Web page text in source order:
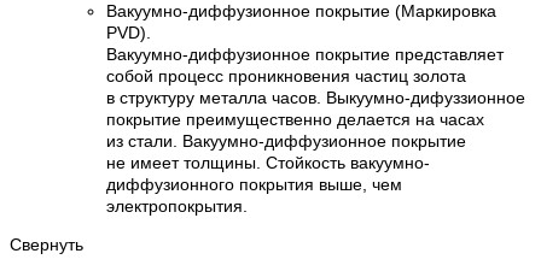
Вакуумно-диффузионное покрытие (Маркировка
PVD).
Вакуумно-диффузионное покрытие представляет
собой процесс проникновения частиц золота
в структуру металла часов. Выкуумно-дифуззионное
покрытие преимущественно делается на часах
из стали. Вакуумно-диффузионное покрытие
не имеет толщины. Стойкость вакуумно-
диффузионного покрытия выше, чем
электропокрытия.
Свернуть